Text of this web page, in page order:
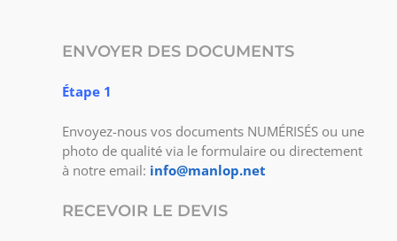
ENVOYER DES DOCUMENTS
Étape 1
Envoyez-nous vos documents NUMÉRISÉS ou une
photo de qualité via le formulaire ou directement
à notre email: info@manlop.net
RECEVOIR LE DEVIS